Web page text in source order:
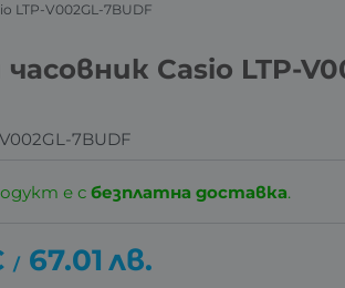
LTP-V002GL-7BUDF
Casio LTP-
7BUDF
е сбезплатна доставка.
/ 67.01 лв.